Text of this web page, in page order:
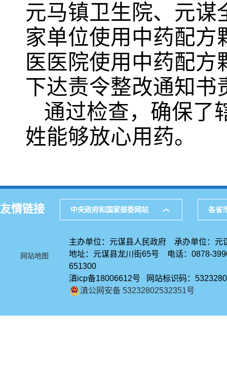
元马镇卫生院、元谋
家单位使用中药配方
医医院使用中药配
下达责令整改通知书
通过检查，确保了
姓能够放心用药。
友情链接 中央政府和国家部委网站 各省
网站地图
主办单位：元谋县人民政府 承办单位：元
地址：元谋县龙川街65号 电话：0878-
651300
滇icp备18006612号 网站标识码：
滇公网安备 53232802532351号